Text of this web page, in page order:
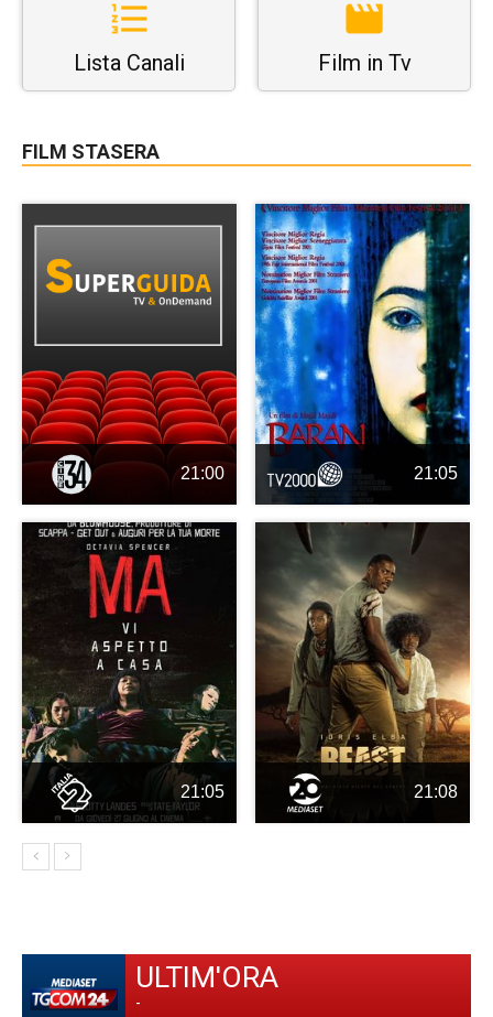
Lista Canali Film in Tv
FILM STASERA
21:00 21:05
21:05 21:08
ULTIM'ORA
-